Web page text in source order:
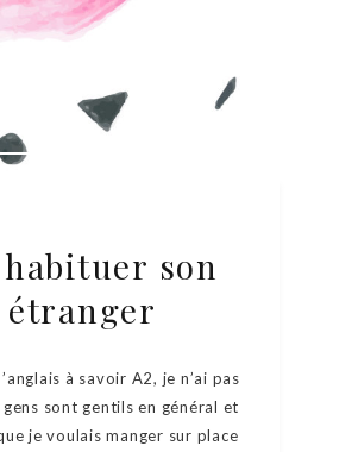
son
à savoir A2, je n’ai pas
sont gentils en général et
je voulais manger sur place